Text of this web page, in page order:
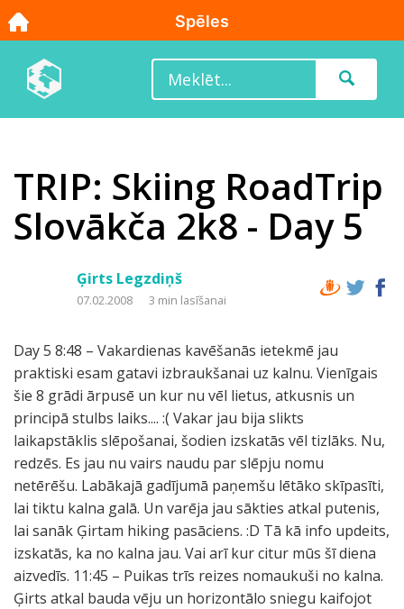
TRIP: Skiing RoadTrip
Slovākča 2k8 - Day 5
Ģirts Legzdiņš
07.02.2008 3 min lasīšanai
Day 5 8:48 – Vakardienas kavēšanās ietekmē jau
praktiski esam gatavi izbraukšanai uz kalnu. Vienīgais
šie 8 grādi ārpusē un kur nu vēl lietus, atkusnis un
principā stulbs laiks.... :( Vakar jau bija slikts
laikapstāklis slēpošanai, šodien izskatās vēl tizlāks. Nu,
redzēs. Es jau nu vairs naudu par slēpju nomu
netērēšu. Labākajā gadījumā paņemšu lētāko skīpasīti,
lai tiktu kalna galā. Un varēja jau sākties atkal putenis,
lai sanāk Ģirtam hiking pasāciens. :D Tā kā info updeits,
izskatās, ka no kalna jau. Vai arī kur citur mūs šī diena
aizvedīs. 11:45 – Puikas trīs reizes nomaukuši no kalna.
Ģirts atkal bauda vēju un horizontālo sniegu kaifojot